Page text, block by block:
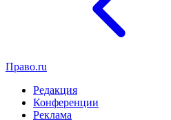
Право.ru
Редакция
Конференции
Реклама